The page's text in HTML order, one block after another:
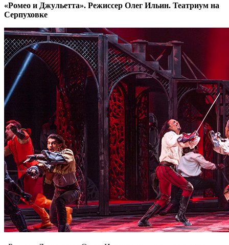
«Ромео и Джульетта». Режиссер Олег Ильин. Театриум на
Серпуховке